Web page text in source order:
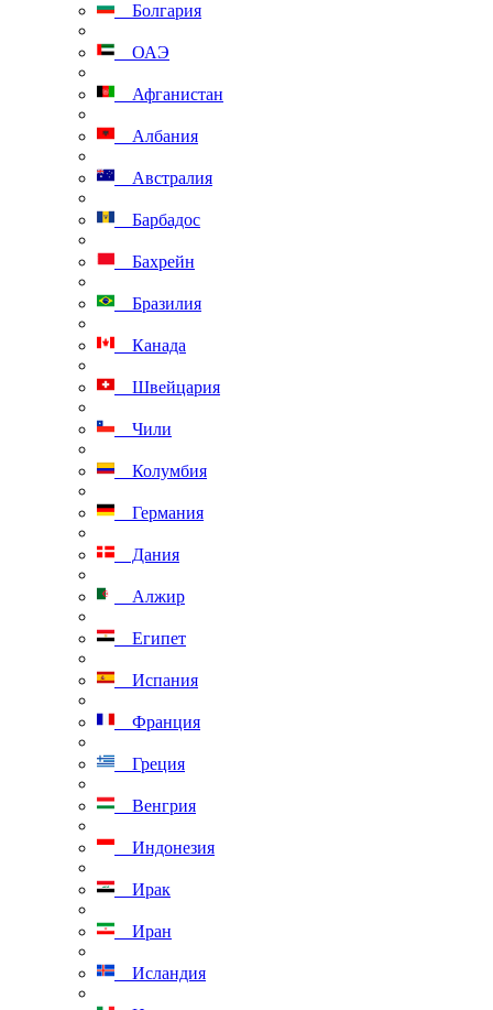
Болгария
ОАЭ
Афганистан
Албания
Австралия
Барбадос
Бахрейн
Бразилия
Канада
Швейцария
Чили
Колумбия
Германия
Дания
Алжир
Египет
Испания
Франция
Греция
Венгрия
Индонезия
Ирак
Иран
Исландия